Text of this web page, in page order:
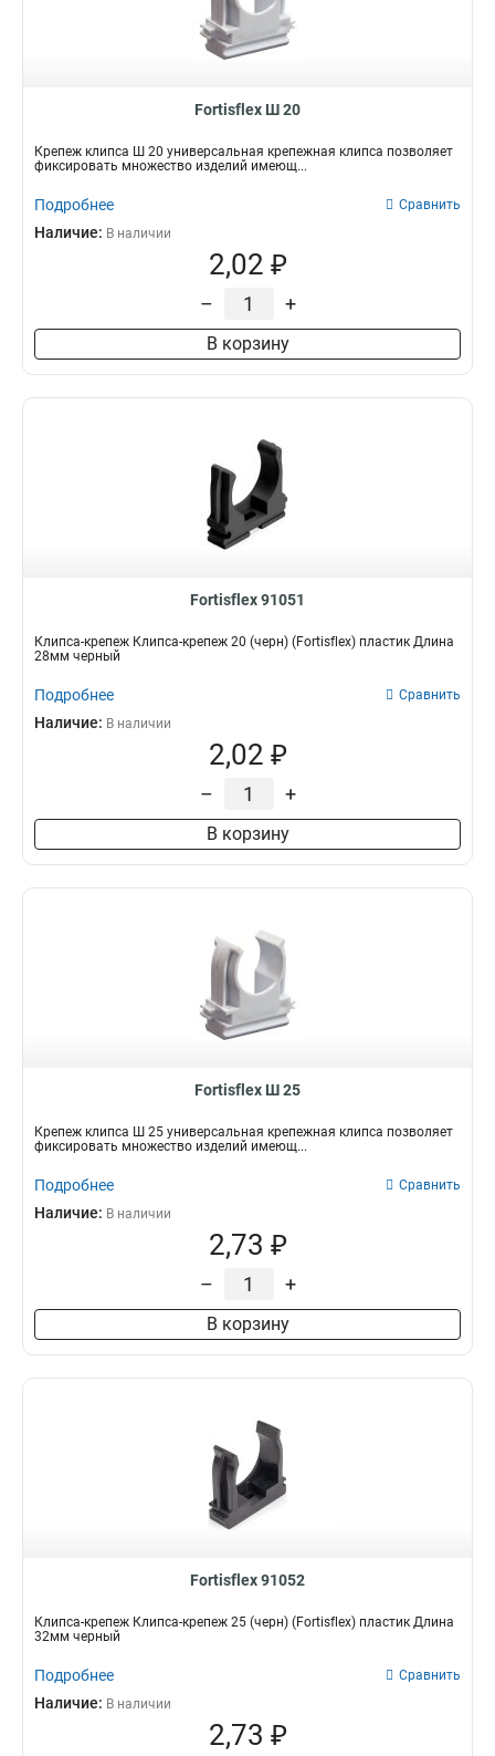
Fortisflex Ш 20
Крепеж клипса Ш 20 универсальная крепежная клипса позволяет
фиксировать множество изделий имеющ...
Подробнее Сравнить
Наличие: В наличии
2,02 ₽
– +
В корзину
Fortisflex 91051
Клипса-крепеж Клипса-крепеж 20 (черн) (Fortisflex) пластик Длина
28мм черный
Подробнее Сравнить
Наличие: В наличии
2,02 ₽
– +
В корзину
Fortisflex Ш 25
Крепеж клипса Ш 25 универсальная крепежная клипса позволяет
фиксировать множество изделий имеющ...
Подробнее Сравнить
Наличие: В наличии
2,73 ₽
– +
В корзину
Fortisflex 91052
Клипса-крепеж Клипса-крепеж 25 (черн) (Fortisflex) пластик Длина
32мм черный
Подробнее Сравнить
Наличие: В наличии
2,73 ₽